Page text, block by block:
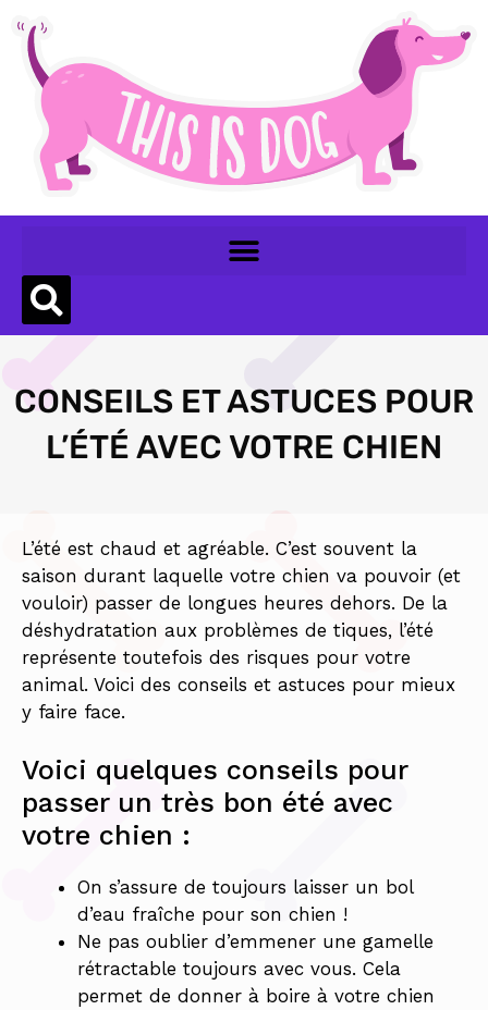
CONSEILS ET ASTUCES POUR
L’ÉTÉ AVEC VOTRE CHIEN
L’été est chaud et agréable. C’est souvent la
saison durant laquelle votre chien va pouvoir (et
vouloir) passer de longues heures dehors. De la
déshydratation aux problèmes de tiques, l’été
représente toutefois des risques pour votre
animal. Voici des conseils et astuces pour mieux
y faire face.
Voici quelques conseils pour
passer un très bon été avec
votre chien :
On s’assure de toujours laisser un bol
d’eau fraîche pour son chien !
Ne pas oublier d’emmener une gamelle
rétractable toujours avec vous. Cela
permet de donner à boire à votre chien